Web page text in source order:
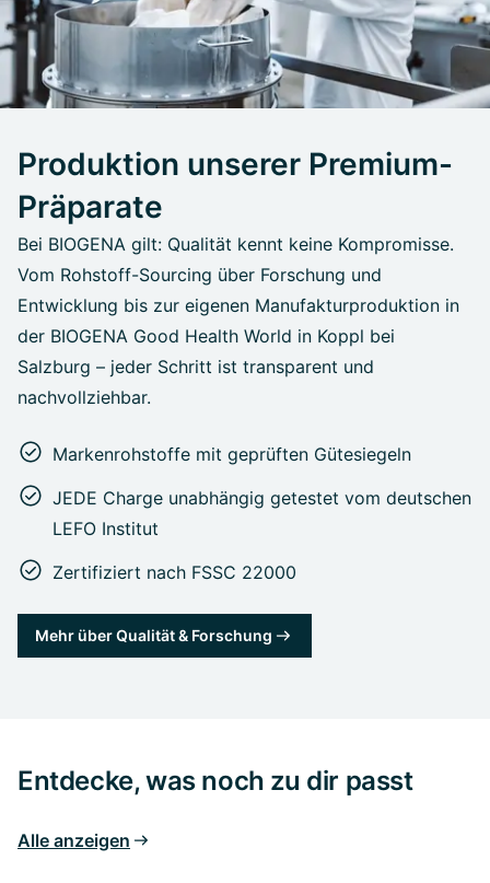
Produktion unserer Premium-
Präparate
Bei BIOGENA gilt: Qualität kennt keine Kompromisse.
Vom Rohstoff-Sourcing über Forschung und
Entwicklung bis zur eigenen Manufakturproduktion in
der BIOGENA Good Health World in Koppl bei
Salzburg – jeder Schritt ist transparent und
nachvollziehbar.
Markenrohstoffe mit geprüften Gütesiegeln
JEDE Charge unabhängig getestet vom deutschen
LEFO Institut
Zertifiziert nach FSSC 22000
Mehr über Qualität & Forschung
Entdecke, was noch zu dir passt
Alle anzeigen